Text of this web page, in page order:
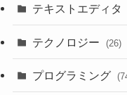
テキストエディタ
テクノロジー (26)
プログラミング